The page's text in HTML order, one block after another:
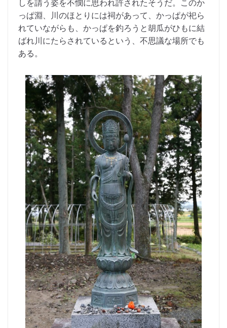
しを請う姿を不憫に思われ許されたそうだ。このか
っぱ淵、川のほとりには祠があって、かっぱが祀ら
れていながらも、かっぱを釣ろうと胡瓜がひもに結
ばれ川にたらされているという、不思議な場所でも
ある。